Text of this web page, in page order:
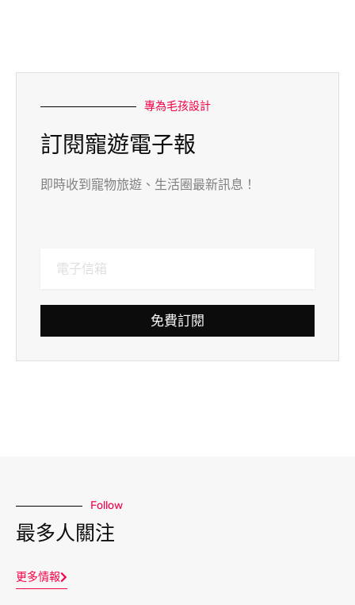
專為毛孩設計
訂閱寵遊電子報
即時收到寵物旅遊、生活圈最新訊息！
免費訂閱
Follow
最多人關注
更多情報